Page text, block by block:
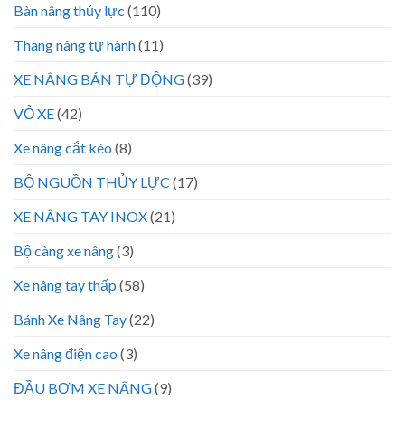
Bàn nâng thủy lực (110)
Thang nâng tự hành(11)
XE NÂNG BÁN TỰ ĐỘNG(39)
VỎ XE(42)
Xe nâng cắt kéo (8)
BỘ NGUỒN THỦY LỰC (17)
XE NÂNG TAY INOX(21)
Bộ càng xe nâng(3)
Xe nâng tay thấp (58)
Bánh Xe Nâng Tay(22)
Xe nâng điện cao (3)
ĐẦU BƠM XE NÂNG(9)